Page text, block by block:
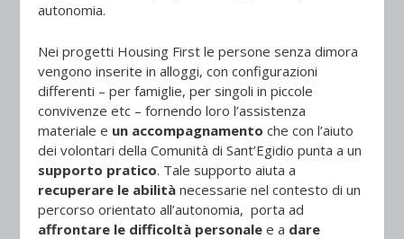
autonomia.
Nei progetti Housing First le persone senza dimora
vengono inserite in alloggi, con configurazioni
differenti – per famiglie, per singoli in piccole
convivenze etc – fornendo loro l’assistenza
materiale e un accompagnamento che con l’aiuto
dei volontari della Comunità di Sant’Egidio punta a un
supporto pratico. Tale supporto aiuta a
recuperare le abilità necessarie nel contesto di un
percorso orientato all’autonomia, porta ad
affrontare le difficoltà personale e a dare